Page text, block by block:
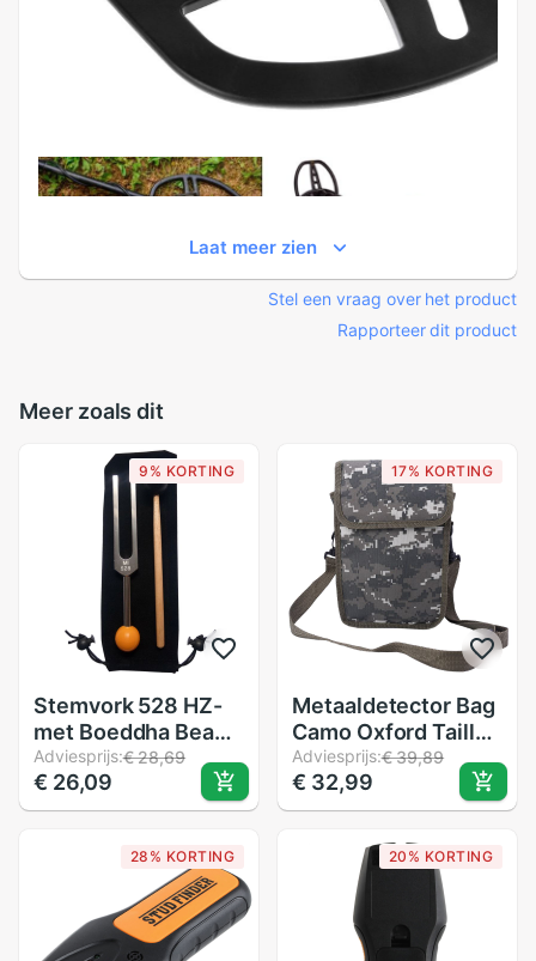
Laat meer zien
Stel een vraag over het product
Rapporteer dit product
Meer zoals dit
9% KORTING
Stemvork 528 HZ-
met Boeddha Bead
Base voor Ultieme
Genezing en
Ontspanning
Adviesprijs:€ 28,69
€ 26,09
17% KORTING
Metaaldetector Bag
Camo Oxford Taille
Schouder Riem
Pouch Geluk Gold
Nugget Tassen Voor
Metaal Detecteren
Adviesprijs:€ 39,89
€ 32,99
28% KORTING 20% KORTING